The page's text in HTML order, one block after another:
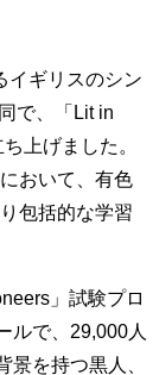
イギリスのシン
で、「Lit in
上げました。
おいて、有色
包括的な学習
」試験プロ
ルで、29,000人
景を持つ黒人、